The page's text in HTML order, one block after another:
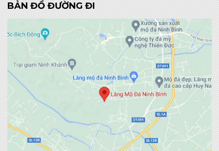
BẢN ĐỒ ĐƯỜNG ĐI